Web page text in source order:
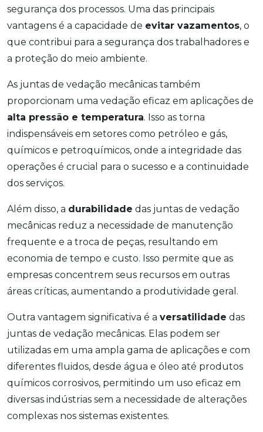
segurança dos processos. Uma das principais
vantagens é a capacidade de evitar vazamentos, o
que contribui para a segurança dos trabalhadores e
a proteção do meio ambiente.
As juntas de vedação mecânicas também
proporcionam uma vedação eficaz em aplicações de
alta pressão e temperatura. Isso as torna
indispensáveis em setores como petróleo e gás,
químicos e petroquímicos, onde a integridade das
operações é crucial para o sucesso e a continuidade
dos serviços.
Além disso, a durabilidade das juntas de vedação
mecânicas reduz a necessidade de manutenção
frequente e a troca de peças, resultando em
economia de tempo e custo. Isso permite que as
empresas concentrem seus recursos em outras
áreas críticas, aumentando a produtividade geral.
Outra vantagem significativa é a versatilidade das
juntas de vedação mecânicas. Elas podem ser
utilizadas em uma ampla gama de aplicações e com
diferentes fluidos, desde água e óleo até produtos
químicos corrosivos, permitindo um uso eficaz em
diversas indústrias sem a necessidade de alterações
complexas nos sistemas existentes.